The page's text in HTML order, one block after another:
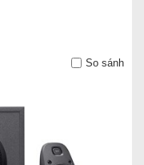
So sánh